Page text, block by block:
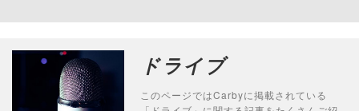
ドライブ
このページではCarbyに掲載されている